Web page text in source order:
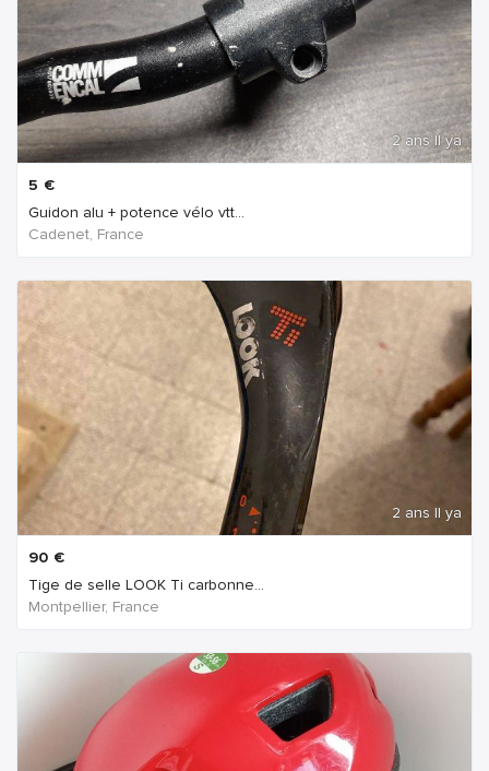
2 ans Il ya
5 €
Guidon alu + potence vélo vtt...
Cadenet, France
2 ans Il ya
90 €
Tige de selle LOOK Ti carbonne...
Montpellier, France